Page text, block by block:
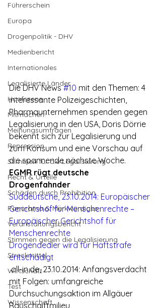
Führerschein
Europa
Drogenpolitik - DHV
Medienbericht
Internationales
Legalisierte Länder
Hanfszene
Mitmachen!
Meinungsumfragen
Repression
Stimmen für die Legalisierung
Recht & Urteile
Schäden durch Prohibition
Panorama & Merkwürdiges
Veranstaltungsbericht
Stimmen gegen die Legalisierung
Streckmittel
Wirtschaft
Test
Wissenschaft
Die DHV News #10 mit den Themen: 4
interessante Polizeigeschichten,
Pharmaunternehmen spenden gegen
Legalisierung in den USA, Doris Dörrie
bekennt sich zur Legalisierung und
zum Konsum und eine Vorschau auf
die spannende nächste Woche.
EGMR rügt deutsche
Drogenfahnder
Süddeutsche, 23.10.2014: Europäischer
Gerichtshof für Menschenrechte –
Europäischer Gerichtshof für
Menschenrechte
Drogendealer wird für Haftstrafe
entschädigt
all-in.de, 23.10.2014: Anfangsverdacht
mit Folgen: umfangreiche
Durchsuchungsaktion im Allgäuer
Rauschgiftmilieu